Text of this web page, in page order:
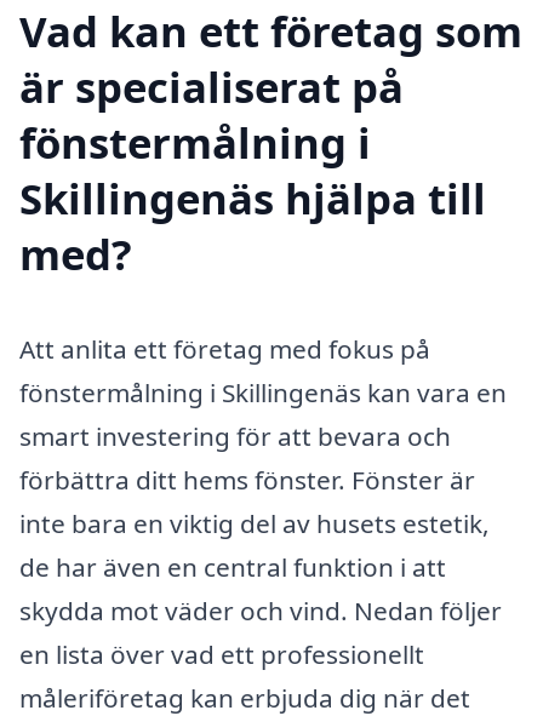
Vad kan ett företag som
är specialiserat på
fönstermålning i
Skillingenäs hjälpa till
med?
Att anlita ett företag med fokus på
fönstermålning i Skillingenäs kan vara en
smart investering för att bevara och
förbättra ditt hems fönster. Fönster är
inte bara en viktig del av husets estetik,
de har även en central funktion i att
skydda mot väder och vind. Nedan följer
en lista över vad ett professionellt
måleriföretag kan erbjuda dig när det